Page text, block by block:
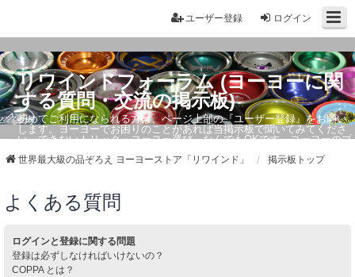
ログイン
ユーザー登録
リワインドフォーラム (ヨーヨーに関
する質問・交流の掲示板)
初めてご利用になられる方は、ページ上部の『ユーザー登録』をお願い
します。ヨーヨーでお困りのことがあれば当掲示板で聞いてみてくださ
い。できないトリック・ヨーヨー選び、なんでもOKです。ヨーヨーのプ
世界最大級の品ぞろえ ヨーヨーストア「リワインド」 掲示板トップ
よくある質問
ログインと登録に関する問題
登録は必ずしなければいけないの？
COPPA とは？